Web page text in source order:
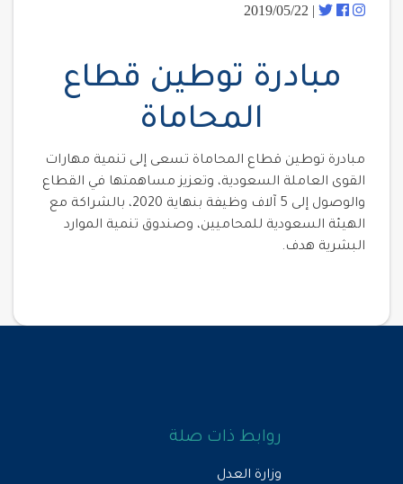
| 2019/05/22
مبادرة توطين قطاع
المحاماة
مبادرة توطين قطاع المحاماة تسعى إلى تنمية مهارات
القوى العاملة السعودية، وتعزيز مساهمتها في القطاع
والوصول إلى 5 آلاف وظيفة بنهاية 2020، بالشراكة مع
الهيئة السعودية للمحاميين، وصندوق تنمية الموارد
البشرية هدف.
روابط ذات صلة
وزارة العدل